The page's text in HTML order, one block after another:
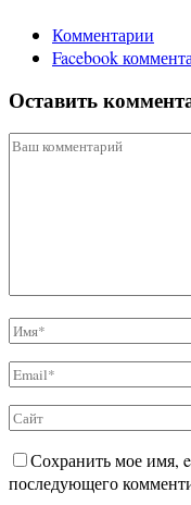
Комментарии
Facebook
Оставить
Сохранить мое имя,
последующего